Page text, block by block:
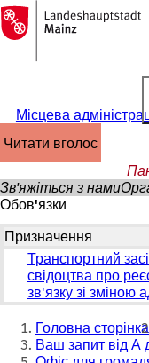
Перейти до змісту
На
головну
сторінку
Місцева
читати вголос
Зв'яжіться з нами
Обов'язки
Призначення
Транспортний
свідоцтва про
зв'язку зі зміною
Ти
тут:
Головна сторінка
Ваш запит від А